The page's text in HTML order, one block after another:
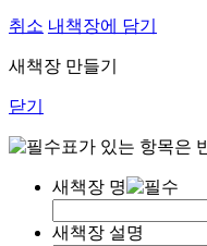
취소 내책장에 담기
새책장 만들기
닫기
표가 있는 항목은
새책장 명
새책장 설명